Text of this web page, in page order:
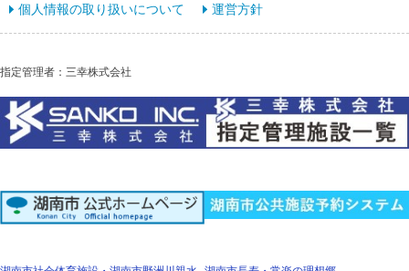
個人情報の取り扱いについて 運営方針
指定管理者：三幸株式会社